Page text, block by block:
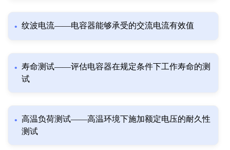
纹波电流——电容器能够承受的交流电流有效值
寿命测试——评估电容器在规定条件下工作寿命的测
试
高温负荷测试——高温环境下施加额定电压的耐久性
测试